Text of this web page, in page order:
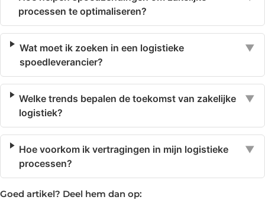
processen te optimaliseren?
Wat moet ik zoeken in een logistieke
spoedleverancier?
▼
Welke trends bepalen de toekomst van zakelijke
logistiek?
▼
Hoe voorkom ik vertragingen in mijn logistieke
processen?
▼
Goed artikel? Deel hem dan op: